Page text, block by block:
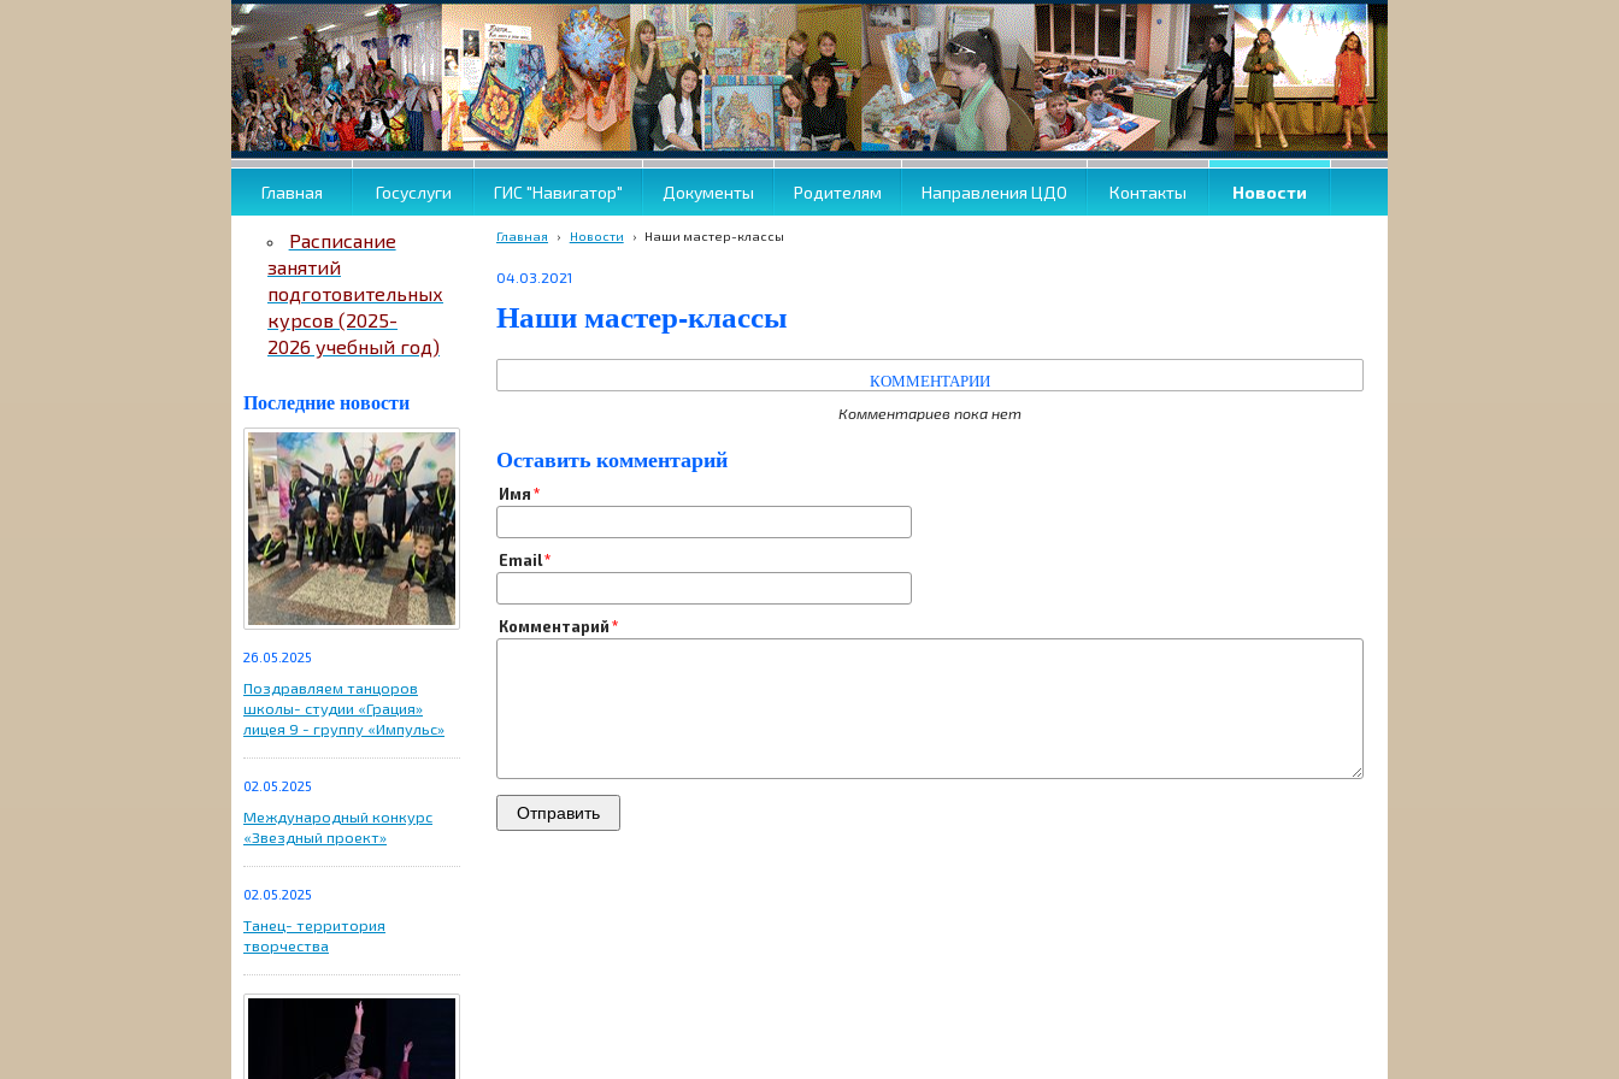
Главная Госуслуги ГИС "Навигатор" Документы Родителям Направления ЦДО Контакты Новости
Расписание
занятий
подготовительных
курсов (2025-
2026 учебный год)
Последние новости
26.05.2025
Поздравляем танцоров
школы- студии «Грация»
лицея 9 - группу «Импульс»
02.05.2025
Международный конкурс
«Звездный проект»
02.05.2025
Танец- территория
творчества
Главная › Новости › Наши мастер-классы
04.03.2021
Наши мастер-классы
КОММЕНТАРИИ
Комментариев пока нет
Оставить комментарий
Имя
Email
Комментарий